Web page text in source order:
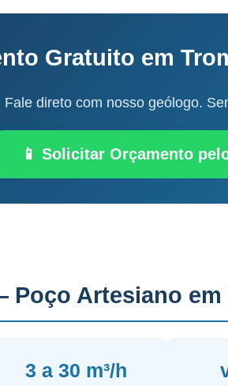
Gratuito em
Fale direto com nosso geólogo.
📱 Solicitar Orçamento
Artesiano em
3 a 30 m³/h